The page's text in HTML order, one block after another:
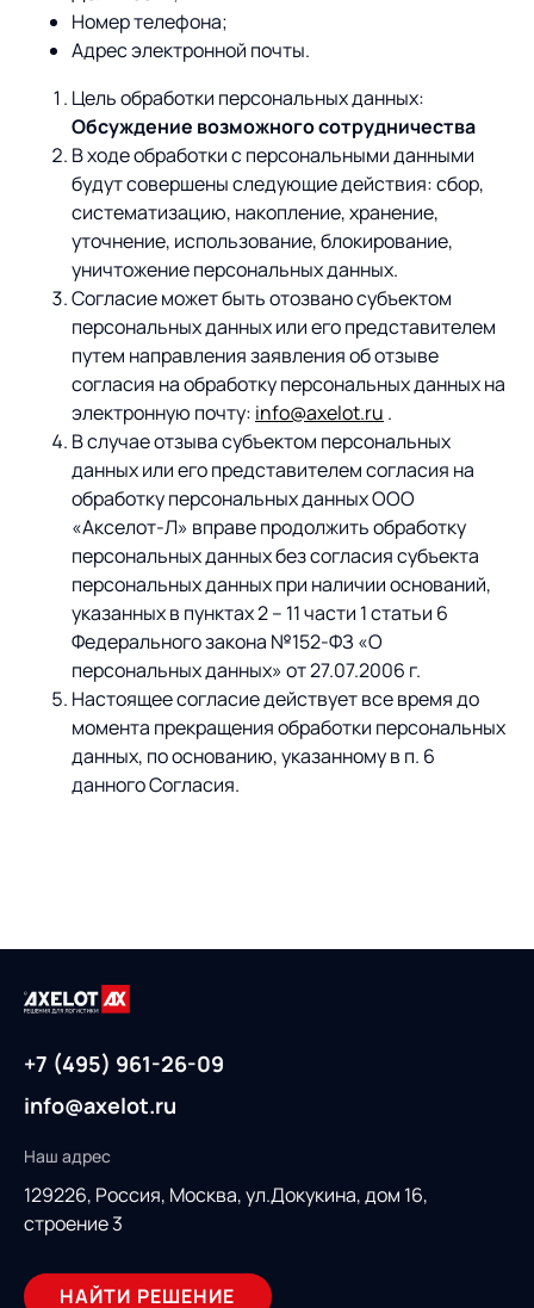
Интегрированное
планирование
Управление
контейнерным
терминалом
Роботизация
Оборудование для склада
AXELOT AI
процессов
Техническое оснащение
Постпроектное
сопровождение
компетенций
Мероприятия
Проекты
Проекты
Контакты
Контакты
Академия
Предложение для
учебных заведений
База знаний
База знаний
Номер телефона;
Адрес электронной почты.
Цель обработки персональных данных:
Обсуждение возможного сотрудничества
В ходе обработки с персональными данными
будут совершены следующие действия: сбор,
систематизацию, накопление, хранение,
уточнение, использование, блокирование,
уничтожение персональных данных.
Согласие может быть отозвано субъектом
персональных данных или его представителем
путем направления заявления об отзыве
согласия на обработку персональных данных на
электронную почту: info@axelot.ru .
В случае отзыва субъектом персональных
данных или его представителем согласия на
обработку персональных данных ООО
«Акселот-Л» вправе продолжить обработку
персональных данных без согласия субъекта
персональных данных при наличии оснований,
указанных в пунктах 2 – 11 части 1 статьи 6
Федерального закона №152-ФЗ «О
персональных данных» от 27.07.2006 г.
Настоящее согласие действует все время до
момента прекращения обработки персональных
данных, по основанию, указанному в п. 6
данного Согласия.
+7 (495) 961-26-09
info@axelot.ru
Наш адрес
129226, Россия, Москва, ул.Докукина, дом 16,
строение 3
НАЙТИ РЕШЕНИЕ